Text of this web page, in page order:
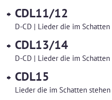
CDL11/12
D-CD | Lieder die im
CDL13/14
D-CD | Lieder die im
CDL15
Lieder die im Schatten stehen